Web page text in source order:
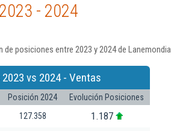
- 2024
posiciones entre 2023 y 2024 de
vs 2024 - Ventas
Posición 2024
Evolución Posiciones
127.358 1.187